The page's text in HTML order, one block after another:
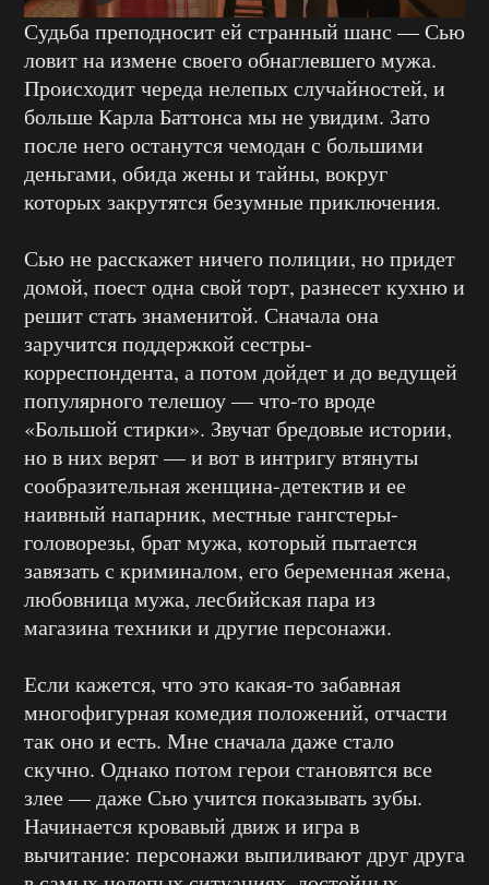
Судьба преподносит ей странный шанс — Сью
ловит на измене своего обнаглевшего мужа.
Происходит череда нелепых случайностей, и
больше Карла Баттонса мы не увидим. Зато
после него останутся чемодан с большими
деньгами, обида жены и тайны, вокруг
которых закрутятся безумные приключения.
Сью не расскажет ничего полиции, но придет
домой, поест одна свой торт, разнесет кухню и
решит стать знаменитой. Сначала она
заручится поддержкой сестры-
корреспондента, а потом дойдет и до ведущей
популярного телешоу — что-то вроде
«Большой стирки». Звучат бредовые истории,
но в них верят — и вот в интригу втянуты
сообразительная женщина-детектив и ее
наивный напарник, местные гангстеры-
головорезы, брат мужа, который пытается
завязать с криминалом, его беременная жена,
любовница мужа, лесбийская пара из
магазина техники и другие персонажи.
Если кажется, что это какая-то забавная
многофигурная комедия положений, отчасти
так оно и есть. Мне сначала даже стало
скучно. Однако потом герои становятся все
злее — даже Сью учится показывать зубы.
Начинается кровавый движ и игра в
вычитание: персонажи выпиливают друг друга